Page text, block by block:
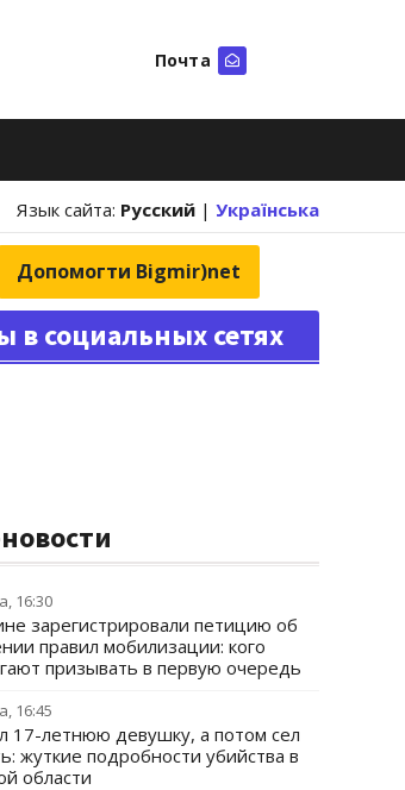
Почта
Язык сайта: Русский | Українська
Допомогти Bigmir)net
в социальных сетях
16:30
зарегистрировали петицию об
правил мобилизации: кого
призывать в первую очередь
16:45
17-летнюю девушку, а потом сел
жуткие подробности убийства в
области